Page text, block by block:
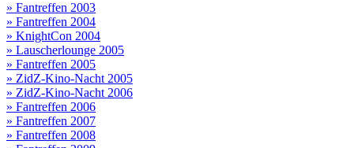
» Fantreffen 2003
» Fantreffen 2004
» KnightCon 2004
» Lauscherlounge 2005
» Fantreffen 2005
» ZidZ-Kino-Nacht 2005
» ZidZ-Kino-Nacht 2006
» Fantreffen 2006
» Fantreffen 2007
» Fantreffen 2008